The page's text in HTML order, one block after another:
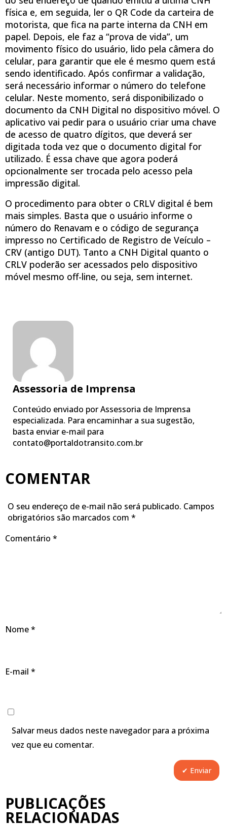
física e, em seguida, ler o QR Code da carteira de
motorista, que fica na parte interna da CNH em
papel. Depois, ele faz a “prova de vida”, um
movimento físico do usuário, lido pela câmera do
celular, para garantir que ele é mesmo quem está
sendo identificado. Após confirmar a validação,
será necessário informar o número do telefone
celular. Neste momento, será disponibilizado o
documento da CNH Digital no dispositivo móvel. O
aplicativo vai pedir para o usuário criar uma chave
de acesso de quatro dígitos, que deverá ser
digitada toda vez que o documento digital for
utilizado. É essa chave que agora poderá
opcionalmente ser trocada pelo acesso pela
impressão digital.
O procedimento para obter o CRLV digital é bem
mais simples. Basta que o usuário informe o
número do Renavam e o código de segurança
impresso no Certificado de Registro de Veículo –
CRV (antigo DUT). Tanto a CNH Digital quanto o
CRLV poderão ser acessados pelo dispositivo
móvel mesmo off-line, ou seja, sem internet.
Assessoria de Imprensa
Conteúdo enviado por Assessoria de Imprensa
especializada. Para encaminhar a sua sugestão,
basta enviar e-mail para
contato@portaldotransito.com.br
COMENTAR
O seu endereço de e-mail não será publicado. Campos
obrigatórios são marcados com *
Comentário *
Nome*
E-mail *
Salvar meus dados neste navegador para a próxima
vez que eu comentar.
PUBLICAÇÕES
RELACIONADAS